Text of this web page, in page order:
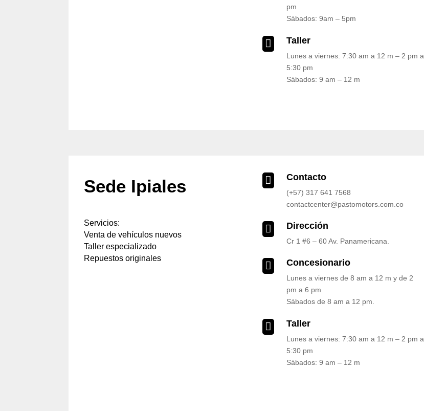
pm
Sábados: 9am – 5pm
 Taller
Lunes a viernes: 7:30 am a 12 m – 2 pm a
5:30 pm
Sábados: 9 am – 12 m
Sede Ipiales
Servicios:
Venta de vehículos nuevos
Taller especializado
Repuestos originales
 Contacto
(+57) 317 641 7568
contactcenter@pastomotors.com.co
 Dirección
Cr 1 #6 – 60 Av. Panamericana.
 Concesionario
Lunes a viernes de 8 am a 12 m y de 2
pm a 6 pm
Sábados de 8 am a 12 pm.
 Taller
Lunes a viernes: 7:30 am a 12 m – 2 pm a
5:30 pm
Sábados: 9 am – 12 m